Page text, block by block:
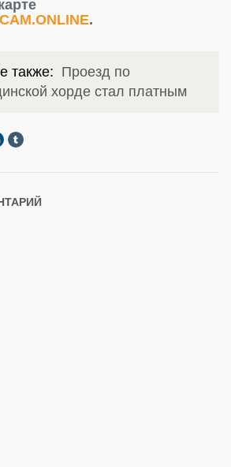
.
также: Проезд по
хорде стал платным